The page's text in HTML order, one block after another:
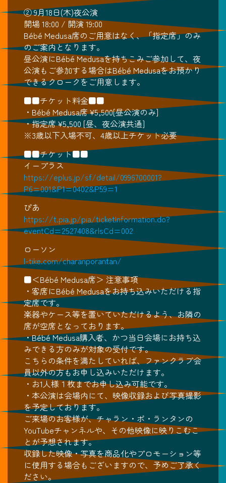
② 9月18日(木)夜公演
開場 18:00 / 開演 19:00
Bébé Medusa席のご用意はなく、「指定席」のみ
のご案内となります。
昼公演にBébé Medusaを持ちこみご参加して、夜
公演もご参加する場合はBébé Medusaをお預かり
できるクロークをご用意します。
■■チケット料金■■
・Bébé Medusa席 ¥5,500[昼公演のみ]
・指定席 ¥5,500 [昼、夜公演共通]
※3歳以下入場不可、4歳以上チケット必要
■■チケット■■
イープラス
https://eplus.jp/sf/detail/0996700001?
P6=001&P1=0402&P59=1
ぴあ
https://t.pia.jp/pia/ticketInformation.do?
eventCd=2527408&rlsCd=002
ローソン
l-tike.com/charanporantan/
■＜Bébé Medusa席＞ 注意事項
・客席にBébé Medusaをお持ち込みいただける指
定席です。
楽器やケース等を置いていただけるよう、お隣の
席が空席となっております。
・Bébé Medusa購入者、かつ当日会場にお持ち込
みできる方のみが対象の受付です。
こちらの条件を満たしていれば、ファンクラブ会
員以外の方もお申し込みいただけます。
・お1人様１枚までお申し込み可能です。
・本公演は会場内にて、映像収録および写真撮影
を予定しております。
ご来場のお客様が、チャラン・ポ・ランタンの
YouTubeチャンネルや、その他映像に映りこむこ
とが予想されます。
収録した映像・写真を商品化やプロモーション等
に使用する場合もございますので、予めご了承く
ださい。